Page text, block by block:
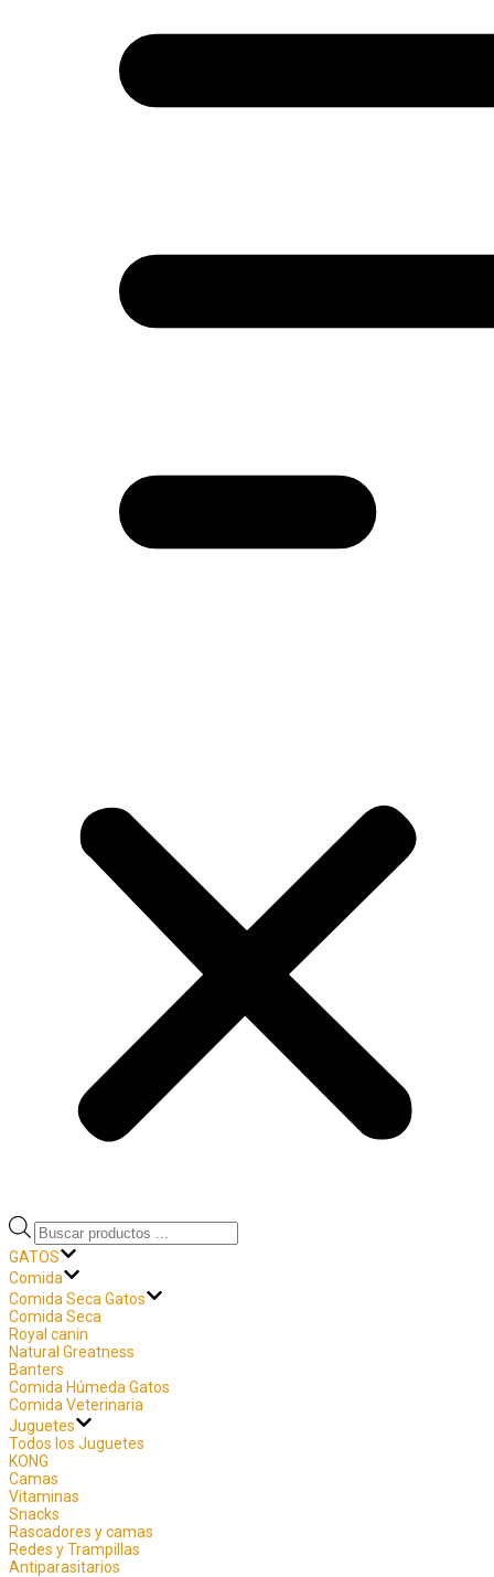
GATOS
Comida
Comida Seca Gatos
Comida Seca
Royal canin
Natural Greatness
Banters
Comida Húmeda Gatos
Comida Veterinaria
Juguetes
Todos los Juguetes
KONG
Camas
Vitaminas
Snacks
Rascadores y camas
Redes y Trampillas
Antiparasitarios